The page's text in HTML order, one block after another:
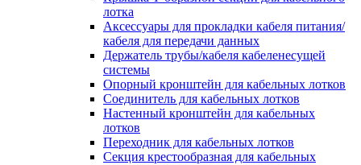
лотка
Аксессуары для прокладки кабеля питания/
кабеля для передачи данных
Держатель трубы/кабеля кабеленесущей
системы
Опорный кронштейн для кабельных лотков
Соединитель для кабельных лотков
Настенный кронштейн для кабельных
лотков
Переходник для кабельных лотков
Секция крестообразная для кабельных